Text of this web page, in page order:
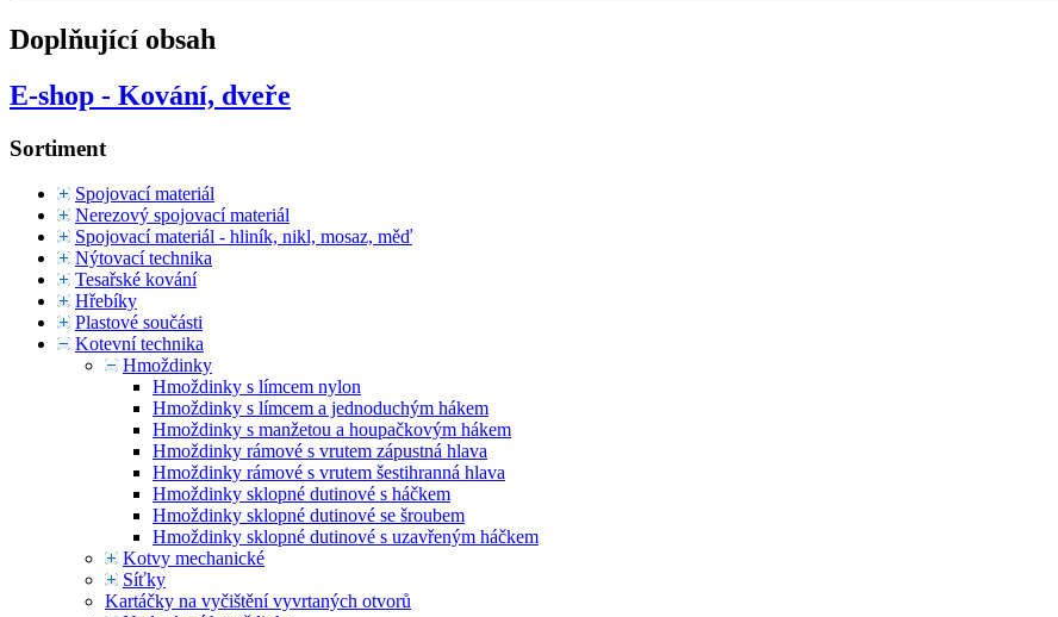
Doplňující obsah
E-shop - Kování, dveře
Sortiment
Spojovací materiál
Nerezový spojovací materiál
Spojovací materiál - hliník, nikl, mosaz, měď
Nýtovací technika
Tesařské kování
Hřebíky
Plastové součásti
Kotevní technika
Hmoždinky
Hmoždinky s límcem nylon
Hmoždinky s límcem a jednoduchým hákem
Hmoždinky s manžetou a houpačkovým hákem
Hmoždinky rámové s vrutem zápustná hlava
Hmoždinky rámové s vrutem šestihranná hlava
Hmoždinky sklopné dutinové s háčkem
Hmoždinky sklopné dutinové se šroubem
Hmoždinky sklopné dutinové s uzavřeným háčkem
Kotvy mechanické
Síťky
Kartáčky na vyčištění vyvrtaných otvorů